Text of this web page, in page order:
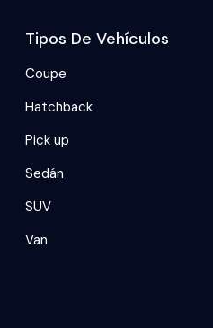
Tipos De Vehículos
Coupe
Hatchback
Pick up
Sedán
SUV
Van